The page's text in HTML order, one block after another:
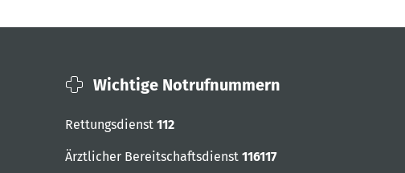
Wichtige Notrufnummern
Rettungsdienst 112
Ärztlicher Bereitschaftsdienst 116117